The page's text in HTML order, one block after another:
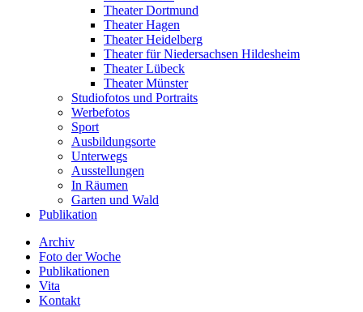
Theater Dortmund
Theater Hagen
Theater Heidelberg
Theater für Niedersachsen Hildesheim
Theater Lübeck
Theater Münster
Studiofotos und Portraits
Werbefotos
Sport
Ausbildungsorte
Unterwegs
Ausstellungen
In Räumen
Garten und Wald
Publikation
Archiv
Foto der Woche
Publikationen
Vita
Kontakt